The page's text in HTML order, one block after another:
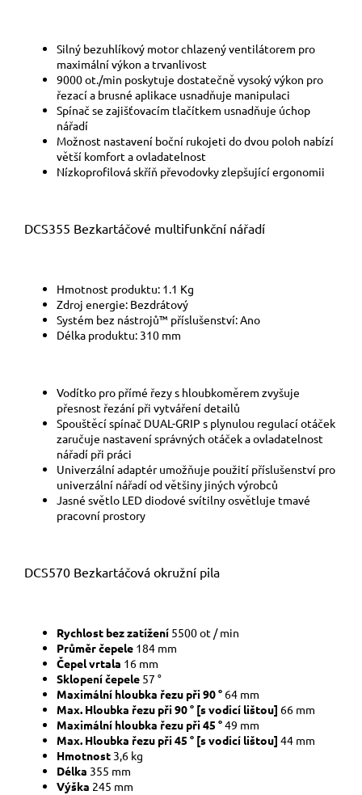
Silný bezuhlíkový motor chlazený ventilátorem pro
maximální výkon a trvanlivost
9000 ot./min poskytuje dostatečně vysoký výkon pro
řezací a brusné aplikace usnadňuje manipulaci
Spínač se zajišťovacím tlačítkem usnadňuje úchop
nářadí
Možnost nastavení boční rukojeti do dvou poloh nabízí
větší komfort a ovladatelnost
Nízkoprofilová skříň převodovky zlepšující ergonomii
DCS355 Bezkartáčové multifunkční nářadí
Hmotnost produktu: 1.1 Kg
Zdroj energie: Bezdrátový
Systém bez nástrojů™ příslušenství: Ano
Délka produktu: 310 mm
Vodítko pro přímé řezy s hloubkoměrem zvyšuje
přesnost řezání při vytváření detailů
Spouštěcí spínač DUAL-GRIP s plynulou regulací otáček
zaručuje nastavení správných otáček a ovladatelnost
nářadí při práci
Univerzální adaptér umožňuje použití příslušenství pro
univerzální nářadí od většiny jiných výrobců
Jasné světlo LED diodové svítilny osvětluje tmavé
pracovní prostory
DCS570 Bezkartáčová okružní pila
Rychlost bez zatížení 5500 ot / min
Průměr čepele 184 mm
Čepel vrtala 16 mm
Sklopení čepele 57 °
Maximální hloubka řezu při 90 ° 64 mm
Max. Hloubka řezu při 90 ° [s vodicí lištou] 66 mm
Maximální hloubka řezu při 45 °49 mm
Max. Hloubka řezu při 45 ° [s vodicí lištou] 44 mm
Hmotnost 3,6 kg
Délka 355 mm
Výška 245 mm